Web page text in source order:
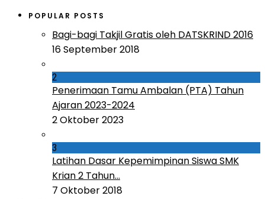
POPULAR POSTS
Bagi-bagi Takjil Gratis oleh DATSKRIND 2016
16 September 2018
2
Penerimaan Tamu Ambalan (PTA) Tahun
Ajaran 2023-2024
2 Oktober 2023
3
Latihan Dasar Kepemimpinan Siswa SMK
Krian 2 Tahun...
7 Oktober 2018